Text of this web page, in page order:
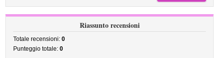
Riassunto recensioni
Totale recensioni:0
Punteggio totale:0